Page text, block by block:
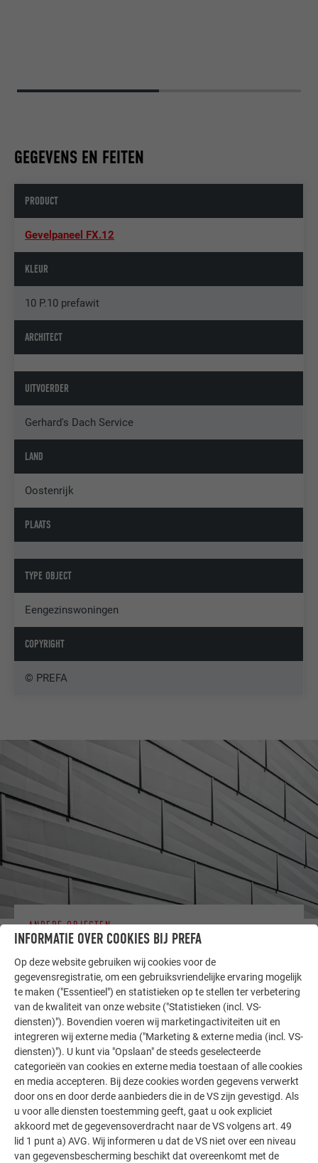
GEGEVENS EN FEITEN
PRODUCT
Gevelpaneel FX.12
KLEUR
10 P.10 prefawit
ARCHITECT
UITVOERDER
Gerhard's Dach Service
LAND
Oostenrijk
PLAATS
TYPE OBJECT
Eengezinswoningen
COPYRIGHT
© PREFA
LAAT U INSPIREREN
ANDERE OBJECTEN
De PREFA referentiegallerij laat zien hoe veelzijdig
aluminium kan worden toegepast. Ontdek meer
indrukwekkende projecten met de duurzame PREFA
aluminiumoplossingen voor dak, zonne-energie en
gevel.
MEER REFERENTIES BEKIJKEN
INFORMATIE OVER COOKIES BIJ PREFA
Op deze website gebruiken wij cookies voor de
gegevensregistratie, om een gebruiksvriendelijke ervaring mogelijk
te maken ("Essentieel") en statistieken op te stellen ter verbetering
van de kwaliteit van onze website ("Statistieken (incl. VS-
diensten)"). Bovendien voeren wij marketingactiviteiten uit en
integreren wij externe media ("Marketing & externe media (incl. VS-
diensten)"). U kunt via "Opslaan" de steeds geselecteerde
categorieën van cookies en externe media toestaan of alle cookies
en media accepteren. Bij deze cookies worden gegevens verwerkt
door ons en door derde aanbieders die in de VS zijn gevestigd. Als
u voor alle diensten toestemming geeft, gaat u ook expliciet
akkoord met de gegevensoverdracht naar de VS volgens art. 49
lid 1 punt a) AVG. Wij informeren u dat de VS niet over een niveau
van gegevensbescherming beschikt dat overeenkomt met de